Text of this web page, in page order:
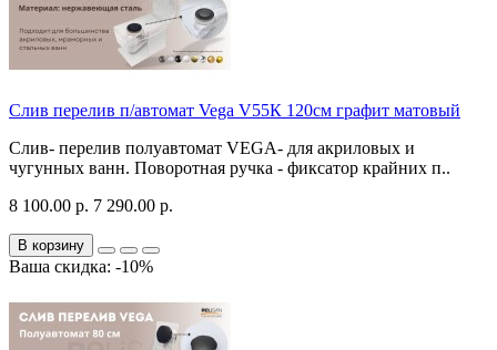
Слив перелив п/автомат Vega V55К 120см графит матовый
Слив- перелив полуавтомат VEGA- для акриловых и
чугунных ванн. Поворотная ручка - фиксатор крайних п..
8 100.00 р. 7 290.00 р.
В корзину
Ваша скидка: -10%